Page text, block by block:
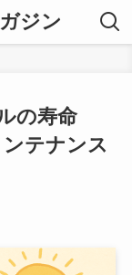
ジン
の寿命
テナンス